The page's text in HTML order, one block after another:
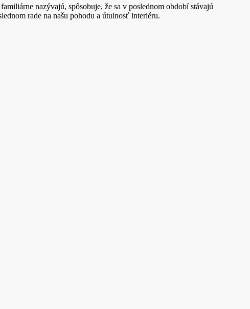
nazývajú, spôsobuje, že sa v poslednom období stávajú
rade na našu pohodu a útulnosť interiéru.